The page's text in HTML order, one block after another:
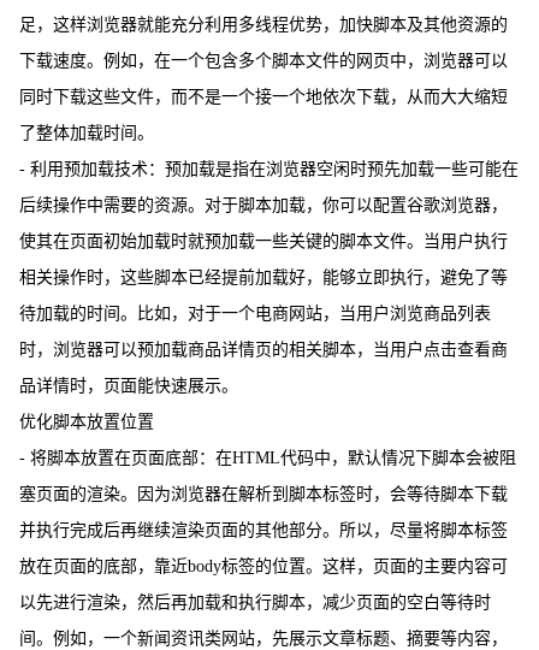
足，这样浏览器就能充分利用多线程优势，加快脚本及其他资源的
下载速度。例如，在一个包含多个脚本文件的网页中，浏览器可以
同时下载这些文件，而不是一个接一个地依次下载，从而大大缩短
了整体加载时间。
- 利用预加载技术：预加载是指在浏览器空闲时预先加载一些可能在
后续操作中需要的资源。对于脚本加载，你可以配置谷歌浏览器，
使其在页面初始加载时就预加载一些关键的脚本文件。当用户执行
相关操作时，这些脚本已经提前加载好，能够立即执行，避免了等
待加载的时间。比如，对于一个电商网站，当用户浏览商品列表
时，浏览器可以预加载商品详情页的相关脚本，当用户点击查看商
品详情时，页面能快速展示。
优化脚本放置位置
- 将脚本放置在页面底部：在HTML代码中，默认情况下脚本会被阻
塞页面的渲染。因为浏览器在解析到脚本标签时，会等待脚本下载
并执行完成后再继续渲染页面的其他部分。所以，尽量将脚本标签
放在页面的底部，靠近body标签的位置。这样，页面的主要内容可
以先进行渲染，然后再加载和执行脚本，减少页面的空白等待时
间。例如，一个新闻资讯类网站，先展示文章标题、摘要等内容，